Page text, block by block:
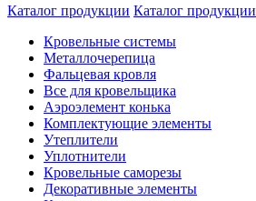
Каталог продукции Каталог продукции
Кровельные системы
Металлочерепица
Фальцевая кровля
Все для кровельщика
Аэроэлемент конька
Комплектующие элементы
Утеплители
Уплотнители
Кровельные саморезы
Декоративные элементы